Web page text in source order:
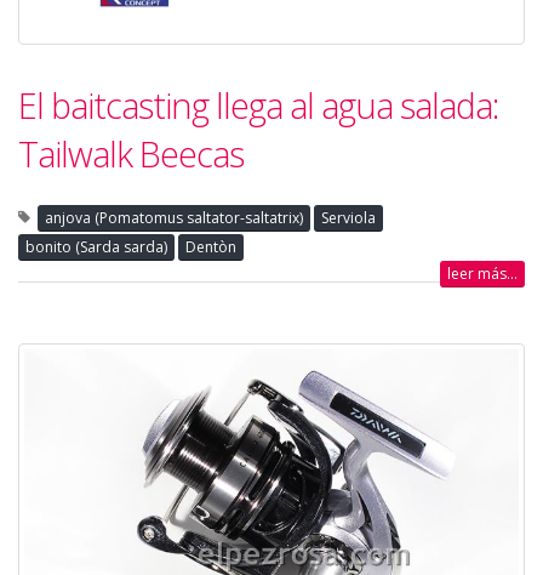
El baitcasting llega al agua salada:
Tailwalk Beecas
anjova (Pomatomus saltator-saltatrix)
Serviola
bonito (Sarda sarda)
Dentòn
leer más...